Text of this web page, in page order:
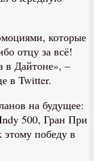
которые
отцу за всё!
в Дайтоне», –
в Twitter.
на будущее:
500, Гран При
победу в